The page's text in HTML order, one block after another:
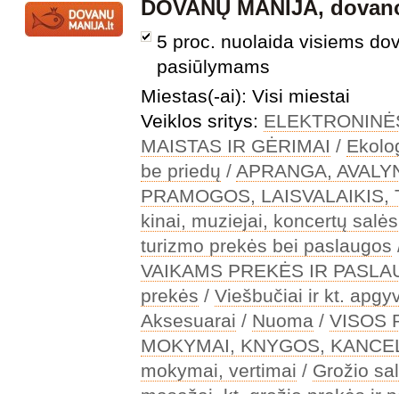
DOVANŲ MANIJA,
5 proc. nuolaida visiems
pasiūlymams
Miestas(-ai): Visi miestai
Veiklos sritys:
MAISTAS IR GĖRIMAI /
be priedų / APRANGA,
PRAMOGOS, LAISVALAIKIS,
kinai, muziejai, koncertų salės
turizmo prekės bei paslaugos
VAIKAMS PREKĖS IR
prekės / Viešbučiai ir kt.
Aksesuarai / Nuoma / VISOS
MOKYMAI, KNYGOS,
mokymai, vertimai / Grožio